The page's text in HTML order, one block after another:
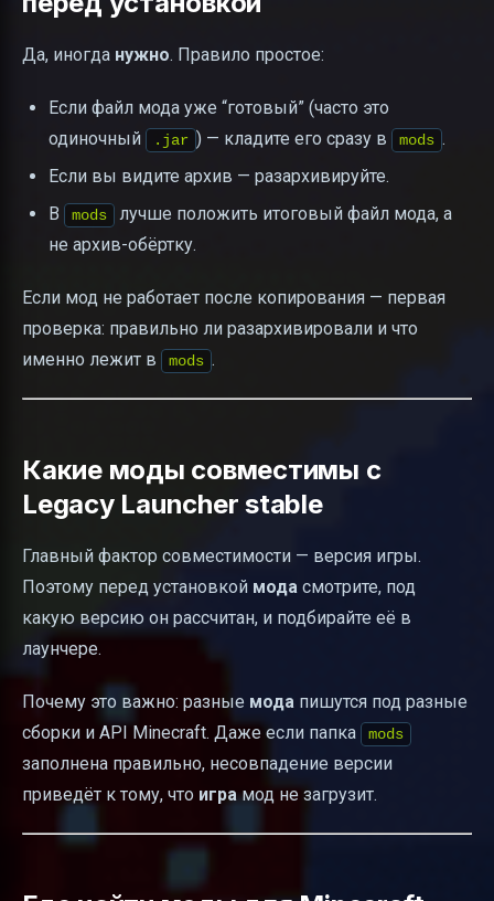
Да, иногда нужно. Правило простое:
Если файл мода уже “готовый” (часто это
одиночный
.jar ) — кладите его сразу в mods .
Если вы видите архив — разархивируйте.
В
mods
лучше положить итоговый файл мода, а
не архив-обёртку.
Если мод не работает после копирования — первая
проверка: правильно ли разархивировали и что
именно лежит в
mods .
Какие моды совместимы с
Legacy Launcher stable
Главный фактор совместимости — версия игры.
Поэтому перед установкой мода смотрите, под
какую версию он рассчитан, и подбирайте её в
лаунчере.
Почему это важно: разные мода пишутся под разные
сборки и API Minecraft. Даже если папка
mods
заполнена правильно, несовпадение версии
приведёт к тому, что играмод не загрузит.